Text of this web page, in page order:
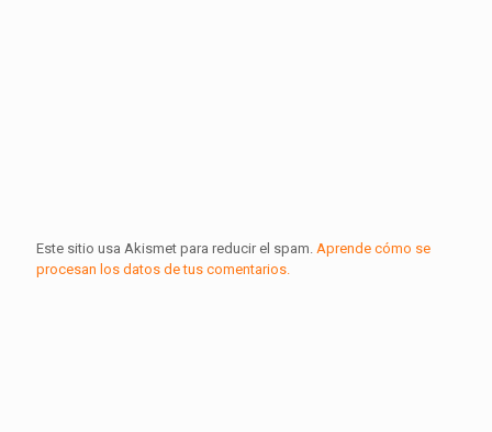
Este sitio usa Akismet para reducir el spam. Aprende cómo se
procesan los datos de tus comentarios.